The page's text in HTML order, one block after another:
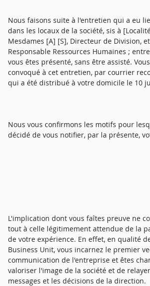
Nous faisons suite à l'entretien qui a eu
dans les locaux de la société, sis à
Mesdames [A] [S], Directeur de Division,
Responsable Ressources Humaines ;
vous êtes présenté, sans être assisté.
convoqué à cet entretien, par courrier
qui a été distribué à votre domicile le 10
Nous vous confirmons les motifs pour
décidé de vous notifier, par la présente,
L'implication dont vous faîtes preuve ne
tout à celle légitimement attendue de la
de votre expérience. En effet, en qualité
Business Unit, vous incarnez le premier
communication de l'entreprise et êtes
valoriser l'image de la société et de
messages et les décisions de la direction.